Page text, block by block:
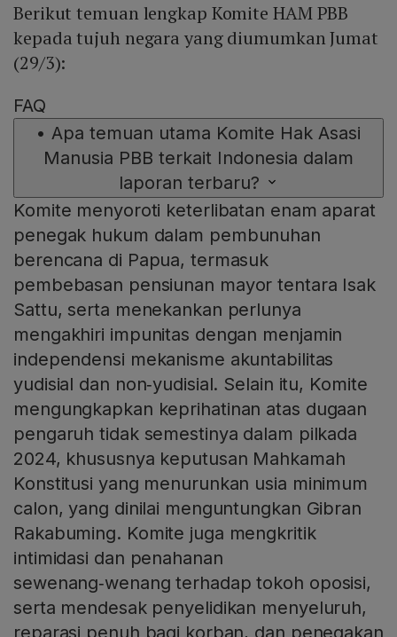
Berikut temuan lengkap Komite HAM PBB
kepada tujuh negara yang diumumkan Jumat
(29/3):
FAQ
• Apa temuan utama Komite Hak Asasi
Manusia PBB terkait Indonesia dalam
laporan terbaru?
Komite menyoroti keterlibatan enam aparat
penegak hukum dalam pembunuhan
berencana di Papua, termasuk
pembebasan pensiunan mayor tentara Isak
Sattu, serta menekankan perlunya
mengakhiri impunitas dengan menjamin
independensi mekanisme akuntabilitas
yudisial dan non‑yudisial. Selain itu, Komite
mengungkapkan keprihatinan atas dugaan
pengaruh tidak semestinya dalam pilkada
2024, khususnya keputusan Mahkamah
Konstitusi yang menurunkan usia minimum
calon, yang dinilai menguntungkan Gibran
Rakabuming. Komite juga mengkritik
intimidasi dan penahanan
sewenang‑wenang terhadap tokoh oposisi,
serta mendesak penyelidikan menyeluruh,